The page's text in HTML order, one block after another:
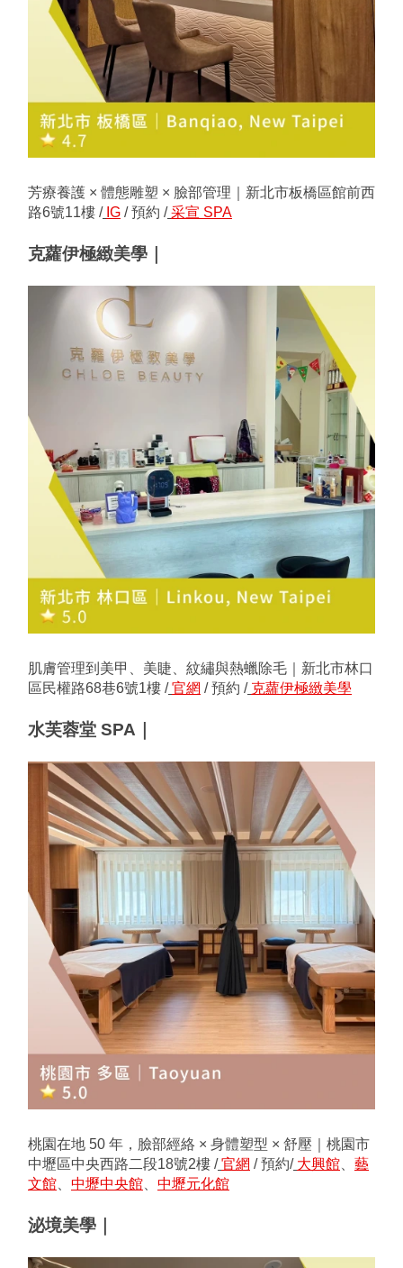
芳療養護 × 體態雕塑 × 臉部管理｜新北市板橋區館前西
路6號11樓 / IG / 預約 / 采宣 SPA
克蘿伊極緻美學｜
肌膚管理到美甲、美睫、紋繡與熱蠟除毛｜新北市林口
區民權路68巷6號1樓 / 官網 / 預約 / 克蘿伊極緻美學
水芙蓉堂 SPA｜
桃園在地 50 年，臉部經絡 × 身體塑型 × 舒壓｜桃園市
中壢區中央西路二段18號2樓 / 官網 / 預約/ 大興館
藝
文館
中壢中央館 中壢元化館
泌境美學｜